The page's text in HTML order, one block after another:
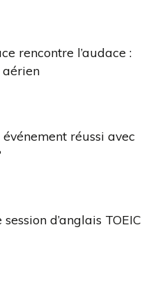
rencontre l’audace :
aérien
réussi avec
d’anglais TOEIC